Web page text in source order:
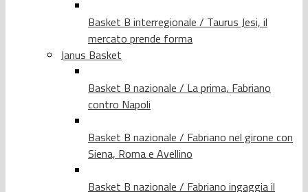
Basket B interregionale / Taurus Jesi, il
mercato prende forma
Janus Basket
Basket B nazionale / La prima, Fabriano
contro Napoli
Basket B nazionale / Fabriano nel girone con
Siena, Roma e Avellino
Basket B nazionale / Fabriano ingaggia il